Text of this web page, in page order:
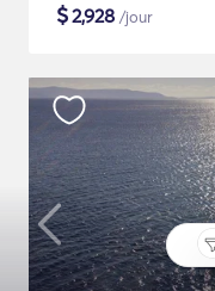
$2,928 /jour